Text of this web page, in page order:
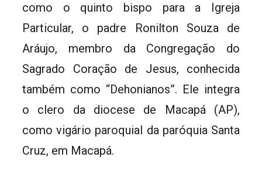
como o quinto bispo para a Igreja
Particular, o padre Ronilton Souza de
Aráujo, membro da Congregação do
Sagrado Coração de Jesus, conhecida
também como “Dehonianos”. Ele integra
o clero da diocese de Macapá (AP),
como vigário paroquial da paróquia Santa
Cruz, em Macapá.